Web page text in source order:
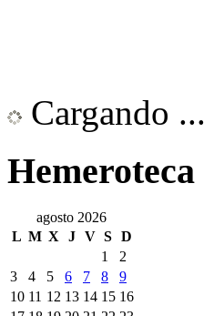
Cargando ...
Hemeroteca
agosto 2026
L M X J V S D
1
2
3
4 5 6 7 8
9
10 11 12 13 14 15 16